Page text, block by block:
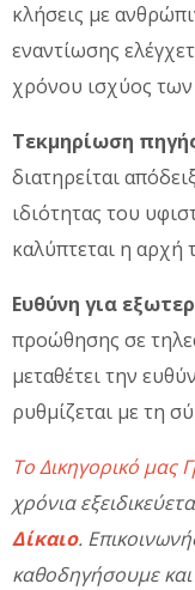
κλήσεις με
εναντίωσης
χρόνου ισχύος
Τεκμηρίωση
διατηρείται
ιδιότητας του
καλύπτεται η αρχή
Ευθύνη για
προώθησης σε
μεταθέτει την
ρυθμίζεται με τη
Το Δικηγορικό μας
χρόνια
Δίκαιο.
καθοδηγήσουμε